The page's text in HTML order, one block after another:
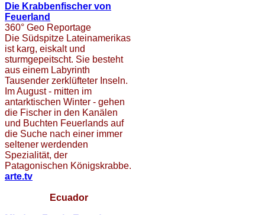
Die Krabbenfischer von
Feuerland
360° Geo Reportage
Die Südspitze Lateinamerikas
ist karg, eiskalt und
sturmgepeitscht. Sie besteht
aus einem Labyrinth
Tausender zerklüfteter Inseln.
Im August - mitten im
antarktischen Winter - gehen
die Fischer in den Kanälen
und Buchten Feuerlands auf
die Suche nach einer immer
seltener werdenden
Spezialität, der
Patagonischen Königskrabbe.
arte.tv
Ecuador